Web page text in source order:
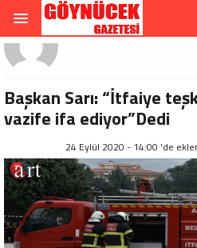
Başkan Sarı: “İtfaiye
vazife ifa ediyor”Dedi
24 Eylül 2020 - 14:00 'de